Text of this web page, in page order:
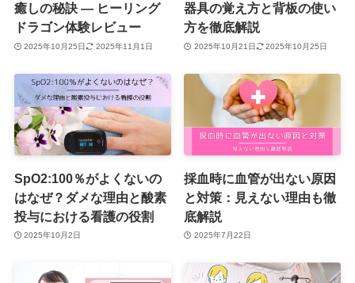
癒しの秘訣 ― ヒーリング
ドラゴン体験レビュー
2025年10月25日 2025年11月1日
器具の覚え方と背板の使い
方を徹底解説
2025年10月21日 2025年10月25日
SpO2:100％がよくないの
はなぜ？ダメな理由と酸素
投与における看護の役割
2025年10月2日
採血時に血管が出ない原因
と対策：見えない理由も徹
底解説
2025年7月22日